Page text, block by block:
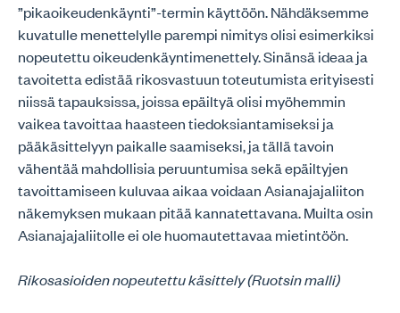
”pikaoikeudenkäynti”-termin käyttöön. Nähdäksemme
kuvatulle menettelylle parempi nimitys olisi esimerkiksi
nopeutettu oikeudenkäyntimenettely. Sinänsä ideaa ja
tavoitetta edistää rikosvastuun toteutumista erityisesti
niissä tapauksissa, joissa epäiltyä olisi myöhemmin
vaikea tavoittaa haasteen tiedoksiantamiseksi ja
pääkäsittelyyn paikalle saamiseksi, ja tällä tavoin
vähentää mahdollisia peruuntumisa sekä epäiltyjen
tavoittamiseen kuluvaa aikaa voidaan Asianajajaliiton
näkemyksen mukaan pitää kannatettavana. Muilta osin
Asianajajaliitolle ei ole huomautettavaa mietintöön.
Rikosasioiden nopeutettu käsittely (Ruotsin malli)